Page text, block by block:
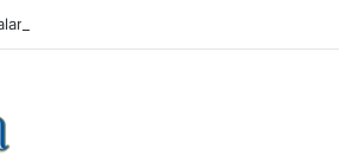
Pelanggan, PLN Icon Plus Sabet Tiga